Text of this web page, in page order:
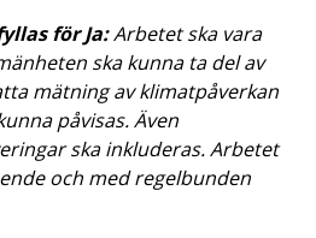
för Ja:Arbetet ska vara
ska kunna ta del av
mätning av klimatpåverkan
påvisas. Även
ska inkluderas. Arbetet
och med regelbunden